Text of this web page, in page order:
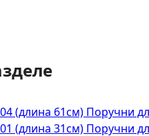
Поручни
Поручни